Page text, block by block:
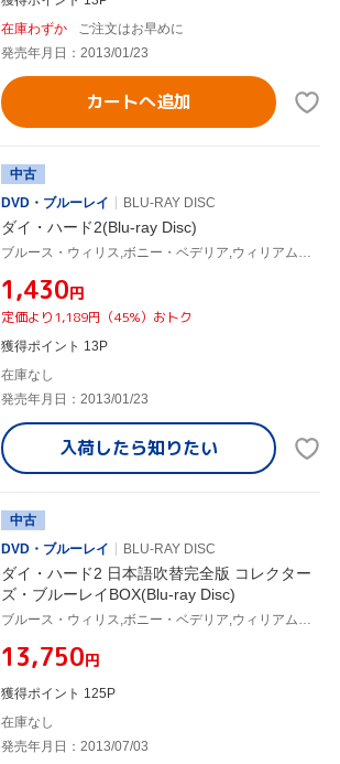
在庫わずか
ご注文はお早めに
発売年月日：2013/01/23
カートへ追加
中古
DVD・ブルーレイ
BLU-RAY DISC
ダイ・ハード2(Blu-ray Disc)
ブルース・ウィリス,ボニー・ベデリア,ウィリアム・アザートン,レニー・ハーリン(監督),マイケル・カーメン(音楽)
¥1,430円
定価より1,189円（45%）おトク
獲得ポイント 13P
在庫なし
発売年月日：2013/01/23
入荷したら知りたい
中古
DVD・ブルーレイ
BLU-RAY DISC
ダイ・ハード2 日本語吹替完全版 コレクター
ズ・ブルーレイBOX(Blu-ray Disc)
ブルース・ウィリス,ボニー・ベデリア,ウィリアム・アザートン,レニー・ハーリン(監督),マイケル・カーメン(音楽)
¥13,750円
獲得ポイント 125P
在庫なし
発売年月日：2013/07/03